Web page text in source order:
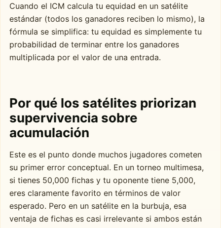
Cuando el ICM calcula tu equidad en un satélite
estándar (todos los ganadores reciben lo mismo), la
fórmula se simplifica: tu equidad es simplemente tu
probabilidad de terminar entre los ganadores
multiplicada por el valor de una entrada.
Por qué los satélites priorizan
supervivencia sobre
acumulación
Este es el punto donde muchos jugadores cometen
su primer error conceptual. En un torneo multimesa,
si tienes 50,000 fichas y tu oponente tiene 5,000,
eres claramente favorito en términos de valor
esperado. Pero en un satélite en la burbuja, esa
ventaja de fichas es casi irrelevante si ambos están